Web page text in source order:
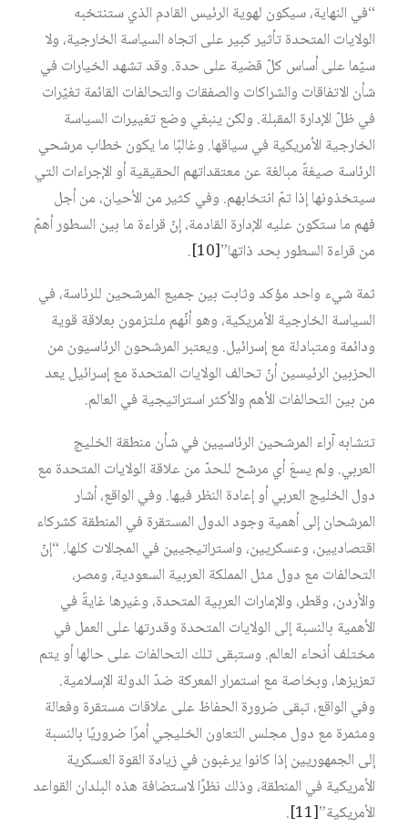
“في النهاية، سيكون لهوية الرئيس القادم الذي ستنتخبه
الولايات المتحدة تأثير كبير على اتجاه السياسة الخارجية، ولا
سيّما على أساس كلّ قضية على حدة. وقد تشهد الخيارات في
شأن الاتفاقات والشراكات والصفقات والتحالفات القائمة تغيّرات
في ظلّ الإدارة المقبلة. ولكن ينبغي وضع تغييرات السياسة
الخارجية الأمريكية في سياقها. وغالبًا ما يكون خطاب مرشحي
الرئاسة صيغةً مبالغة عن معتقداتهم الحقيقية أو الإجراءات التي
سيتخذونها إذا تمّ انتخابهم. وفي كثير من الأحيان، من أجل
فهم ما ستكون عليه الإدارة القادمة، إنّ قراءة ما بين السطور أهمّ
من قراءة السطور بحد ذاتها”[10]
.
ثمة شيء واحد مؤكد وثابت بين جميع المرشحين للرئاسة، في
السياسة الخارجية الأمريكية، وهو أنّهم ملتزمون بعلاقة قوية
ودائمة ومتبادلة مع إسرائيل. ويعتبر المرشحون الرئاسيون من
الحزبين الرئيسين أنّ تحالف الولايات المتحدة مع إسرائيل يعد
من بين التحالفات الأهم والأكثر استراتيجية في العالم.
تتشابه آراء المرشحين الرئاسيين في شأن منطقة الخليج
العربي. ولم يسعَ أي مرشح للحدّ من علاقة الولايات المتحدة مع
دول الخليج العربي أو إعادة النظر فيها. وفي الواقع، أشار
المرشحان إلى أهمية وجود الدول المستقرة في المنطقة كشركاء
اقتصاديين، وعسكريين، واستراتيجيين في المجالات كلها. “إنّ
التحالفات مع دول مثل المملكة العربية السعودية، ومصر،
والأردن، وقطر، والإمارات العربية المتحدة، وغيرها غايةً في
الأهمية بالنسبة إلى الولايات المتحدة وقدرتها على العمل في
مختلف أنحاء العالم. وستبقى تلك التحالفات على حالها أو يتم
تعزيزها، وبخاصة مع استمرار المعركة ضدّ الدولة الإسلامية.
وفي الواقع، تبقى ضرورة الحفاظ على علاقات مستقرة وفعالة
ومثمرة مع دول مجلس التعاون الخليجي أمرًا ضروريًا بالنسبة
إلى الجمهوريين إذا كانوا يرغبون في زيادة القوة العسكرية
الأمريكية في المنطقة، وذلك نظرًا لاستضافة هذه البلدان القواعد
الأمريكية”[11]
.